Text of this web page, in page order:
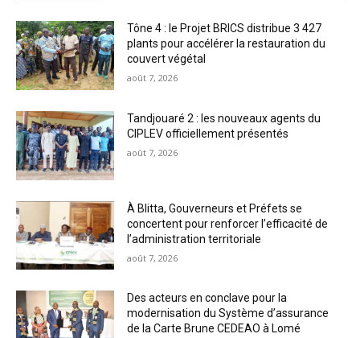
Tône 4 : le Projet BRICS distribue 3 427
plants pour accélérer la restauration du
couvert végétal
août 7, 2026
Tandjouaré 2 : les nouveaux agents du
CIPLEV officiellement présentés
août 7, 2026
À Blitta, Gouverneurs et Préfets se
concertent pour renforcer l’efficacité de
l’administration territoriale
août 7, 2026
Des acteurs en conclave pour la
modernisation du Système d’assurance
de la Carte Brune CEDEAO à Lomé